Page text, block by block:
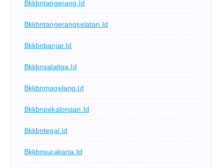
Bkkbntangerang.id
Bkkbntangerangselatan.id
Bkkbnbanjar.id
Bkkbnsalatiga.id
Bkkbnmagelang.id
Bkkbnpekalongan.id
Bkkbntegal.id
Bkkbnsurakarta.id